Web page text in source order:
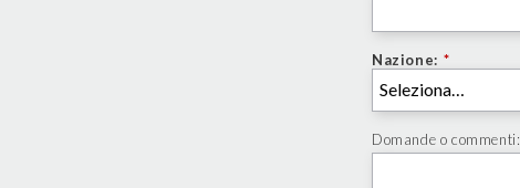
*
Nazione:
Domande o commenti: